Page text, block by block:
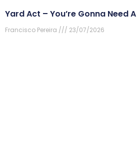
Yard Act – You’re Gonna Need
Francisco Pereira 23/07/2026